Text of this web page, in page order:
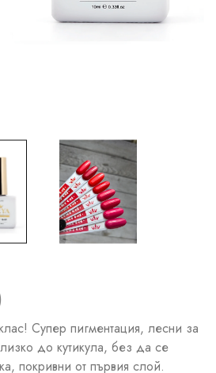
Супер пигментация, лесни за
до кутикула, без да се
покривни от първия слой.